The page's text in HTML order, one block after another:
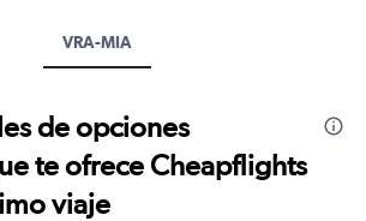
VRA-MIA
de opciones
te ofrece Cheapflights
viaje